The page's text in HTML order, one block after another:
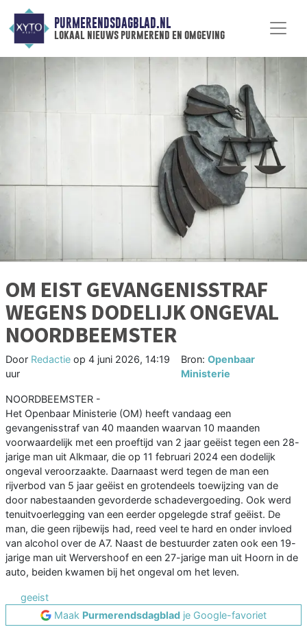
PURMERENDSDAGBLAD.NL
lokaal nieuws purmerend en omgeving
OM EIST GEVANGENISSTRAF
WEGENS DODELIJK ONGEVAL
NOORDBEEMSTER
Door Redactie op 4 juni 2026, 14:19
uur
Bron: Openbaar
Ministerie
NOORDBEEMSTER -
Het Openbaar Ministerie (OM) heeft vandaag een
gevangenisstraf van 40 maanden waarvan 10 maanden
voorwaardelijk met een proeftijd van 2 jaar geëist tegen een 28-
jarige man uit Alkmaar, die op 11 februari 2024 een dodelijk
ongeval veroorzaakte. Daarnaast werd tegen de man een
rijverbod van 5 jaar geëist en grotendeels toewijzing van de
door nabestaanden gevorderde schadevergoeding. Ook werd
tenuitvoerlegging van een eerder opgelegde straf geëist. De
man, die geen rijbewijs had, reed veel te hard en onder invloed
van alcohol over de A7. Naast de bestuurder zaten ook een 19-
jarige man uit Wervershoof en een 27-jarige man uit Hoorn in de
auto, beiden kwamen bij het ongeval om het leven.
geeist
Maak Purmerendsdagblad je Google-favoriet